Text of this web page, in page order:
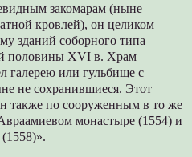
закомарам (ныне
кровлей), он целиком
зданий соборного типа
половины XVI в. Храм
галерею или гульбище с
не сохранившиеся. Этот
также по сооруженным в то же
монастыре (1554) и